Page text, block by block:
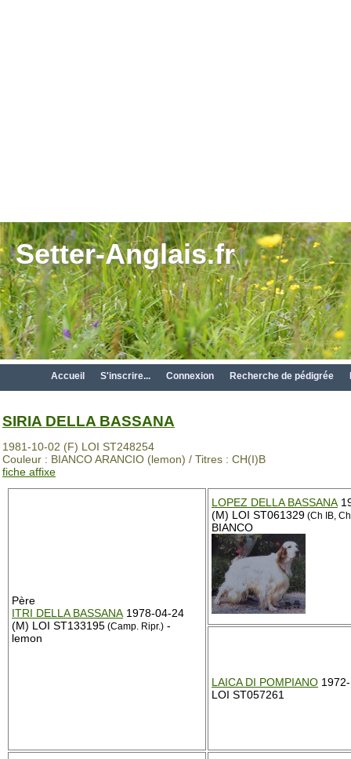
Setter-Anglais.fr
Accueil S'inscrire... Connexion Recherche de pédigrée
SIRIA DELLA BASSANA
1981-10-02 (F) LOI ST248254
Couleur : BIANCO ARANCIO (lemon) / Titres : CH(I)B
fiche affixe
Père
ITRI DELLA BASSANA 1978-04-24
(M) LOI ST133195 (Camp. Ripr.) -
lemon
LOPEZ DELLA BASSANA
(M) LOI ST061329 (Ch IB,
BIANCO
LAICA DI POMPIANO
LOI ST057261